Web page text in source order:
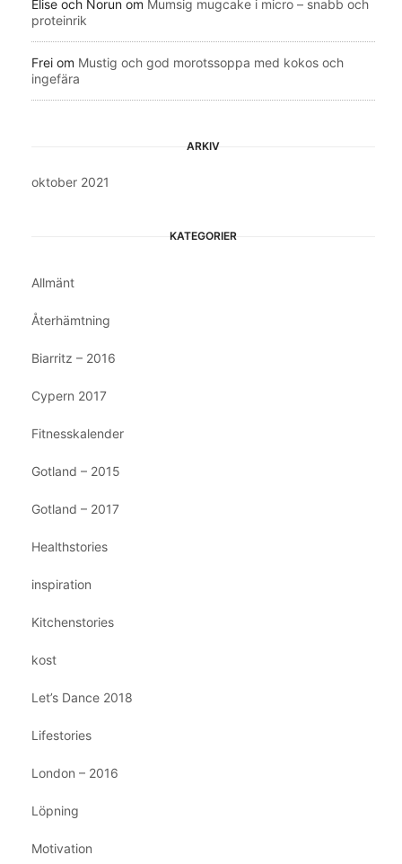
Elise och Norun om Mumsig mugcake i micro – snabb och
proteinrik
Frei om Mustig och god morotssoppa med kokos och
ingefära
ARKIV
oktober 2021
KATEGORIER
Allmänt
Återhämtning
Biarritz – 2016
Cypern 2017
Fitnesskalender
Gotland – 2015
Gotland – 2017
Healthstories
inspiration
Kitchenstories
kost
Let’s Dance 2018
Lifestories
London – 2016
Löpning
Motivation